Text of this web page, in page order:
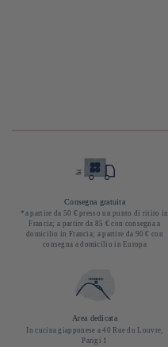
Consegna gratuita
*a partire da 50 € presso un punto di ritiro in
Francia; a partire da 85 € con consegna a
domicilio in Francia; a partire da 90 € con
consegna a domicilio in Europa
Area dedicata
In cucina giapponese a 40 Rue du Louvre,
Parigi 1